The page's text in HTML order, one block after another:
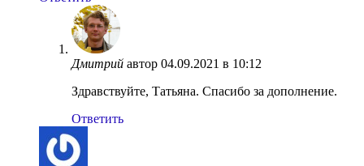
Дмитрий автор 04.09.2021 в 10:12
Здравствуйте, Татьяна. Спасибо за дополнение.
Ответить